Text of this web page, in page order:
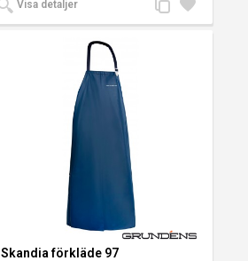
Visa detaljer
till i
till
Skandia förkläde 97